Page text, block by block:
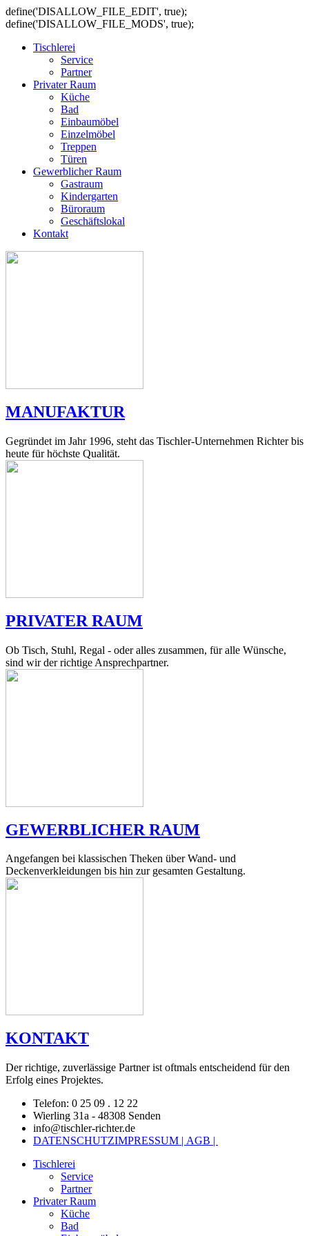
define('DISALLOW_FILE_EDIT', true);
define('DISALLOW_FILE_MODS', true);
Tischlerei
Service
Partner
Privater Raum
Küche
Bad
Einbaumöbel
Einzelmöbel
Treppen
Türen
Gewerblicher Raum
Gastraum
Kindergarten
Büroraum
Geschäftslokal
Kontakt
MANUFAKTUR
Gegründet im Jahr 1996, steht das Tischler-Unternehmen Richter bis
heute für höchste Qualität.
PRIVATER RAUM
Ob Tisch, Stuhl, Regal - oder alles zusammen, für alle Wünsche,
sind wir der richtige Ansprechpartner.
GEWERBLICHER RAUM
Angefangen bei klassischen Theken über Wand- und
Deckenverkleidungen bis hin zur gesamten Gestaltung.
KONTAKT
Der richtige, zuverlässige Partner ist oftmals entscheidend für den
Erfolg eines Projektes.
Telefon: 0 25 09 . 12 22
Wierling 31a - 48308 Senden
info@tischler-richter.de
DATENSCHUTZIMPRESSUM | AGB |
Tischlerei
Service
Partner
Privater Raum
Küche
Bad